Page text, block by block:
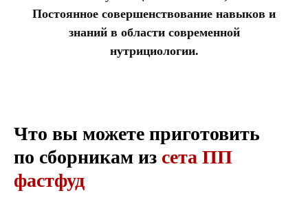
Постоянное совершенствование навыков и
знаний в области современной
нутрициологии.
Что вы можете приготовить
по сборникам из сета ПП
фастфуд